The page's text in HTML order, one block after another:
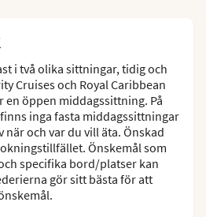
i två olika sittningar, tidig och
Cruises och Royal Caribbean
öppen middagssittning. På
inga fasta middagssittningar
när och var du vill äta. Önskad
Önskemål som
specifika bord/platser kan
gör sitt bästa för att